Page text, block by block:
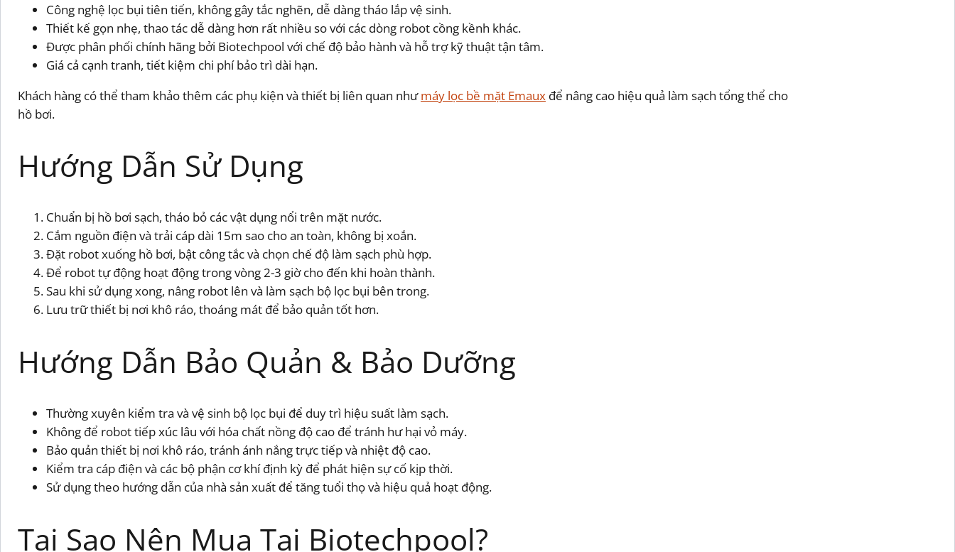
Công nghệ lọc bụi tiên tiến, không gây tắc nghẽn, dễ dàng tháo lắp vệ sinh.
Thiết kế gọn nhẹ, thao tác dễ dàng hơn rất nhiều so với các dòng robot cồng kềnh khác.
Được phân phối chính hãng bởi Biotechpool với chế độ bảo hành và hỗ trợ kỹ thuật tận tâm.
Giá cả cạnh tranh, tiết kiệm chi phí bảo trì dài hạn.
Khách hàng có thể tham khảo thêm các phụ kiện và thiết bị liên quan nhưmáy lọc bề mặt Emaux để nâng cao hiệu quả làm sạch tổng thể cho
hồ bơi.
Hướng Dẫn Sử Dụng
Chuẩn bị hồ bơi sạch, tháo bỏ các vật dụng nổi trên mặt nước.
Cắm nguồn điện và trải cáp dài 15m sao cho an toàn, không bị xoắn.
Đặt robot xuống hồ bơi, bật công tắc và chọn chế độ làm sạch phù hợp.
Để robot tự động hoạt động trong vòng 2-3 giờ cho đến khi hoàn thành.
Sau khi sử dụng xong, nâng robot lên và làm sạch bộ lọc bụi bên trong.
Lưu trữ thiết bị nơi khô ráo, thoáng mát để bảo quản tốt hơn.
Hướng Dẫn Bảo Quản & Bảo Dưỡng
Thường xuyên kiểm tra và vệ sinh bộ lọc bụi để duy trì hiệu suất làm sạch.
Không để robot tiếp xúc lâu với hóa chất nồng độ cao để tránh hư hại vỏ máy.
Bảo quản thiết bị nơi khô ráo, tránh ánh nắng trực tiếp và nhiệt độ cao.
Kiểm tra cáp điện và các bộ phận cơ khí định kỳ để phát hiện sự cố kịp thời.
Sử dụng theo hướng dẫn của nhà sản xuất để tăng tuổi thọ và hiệu quả hoạt động.
Tại Sao Nên Mua Tại Biotechpool?